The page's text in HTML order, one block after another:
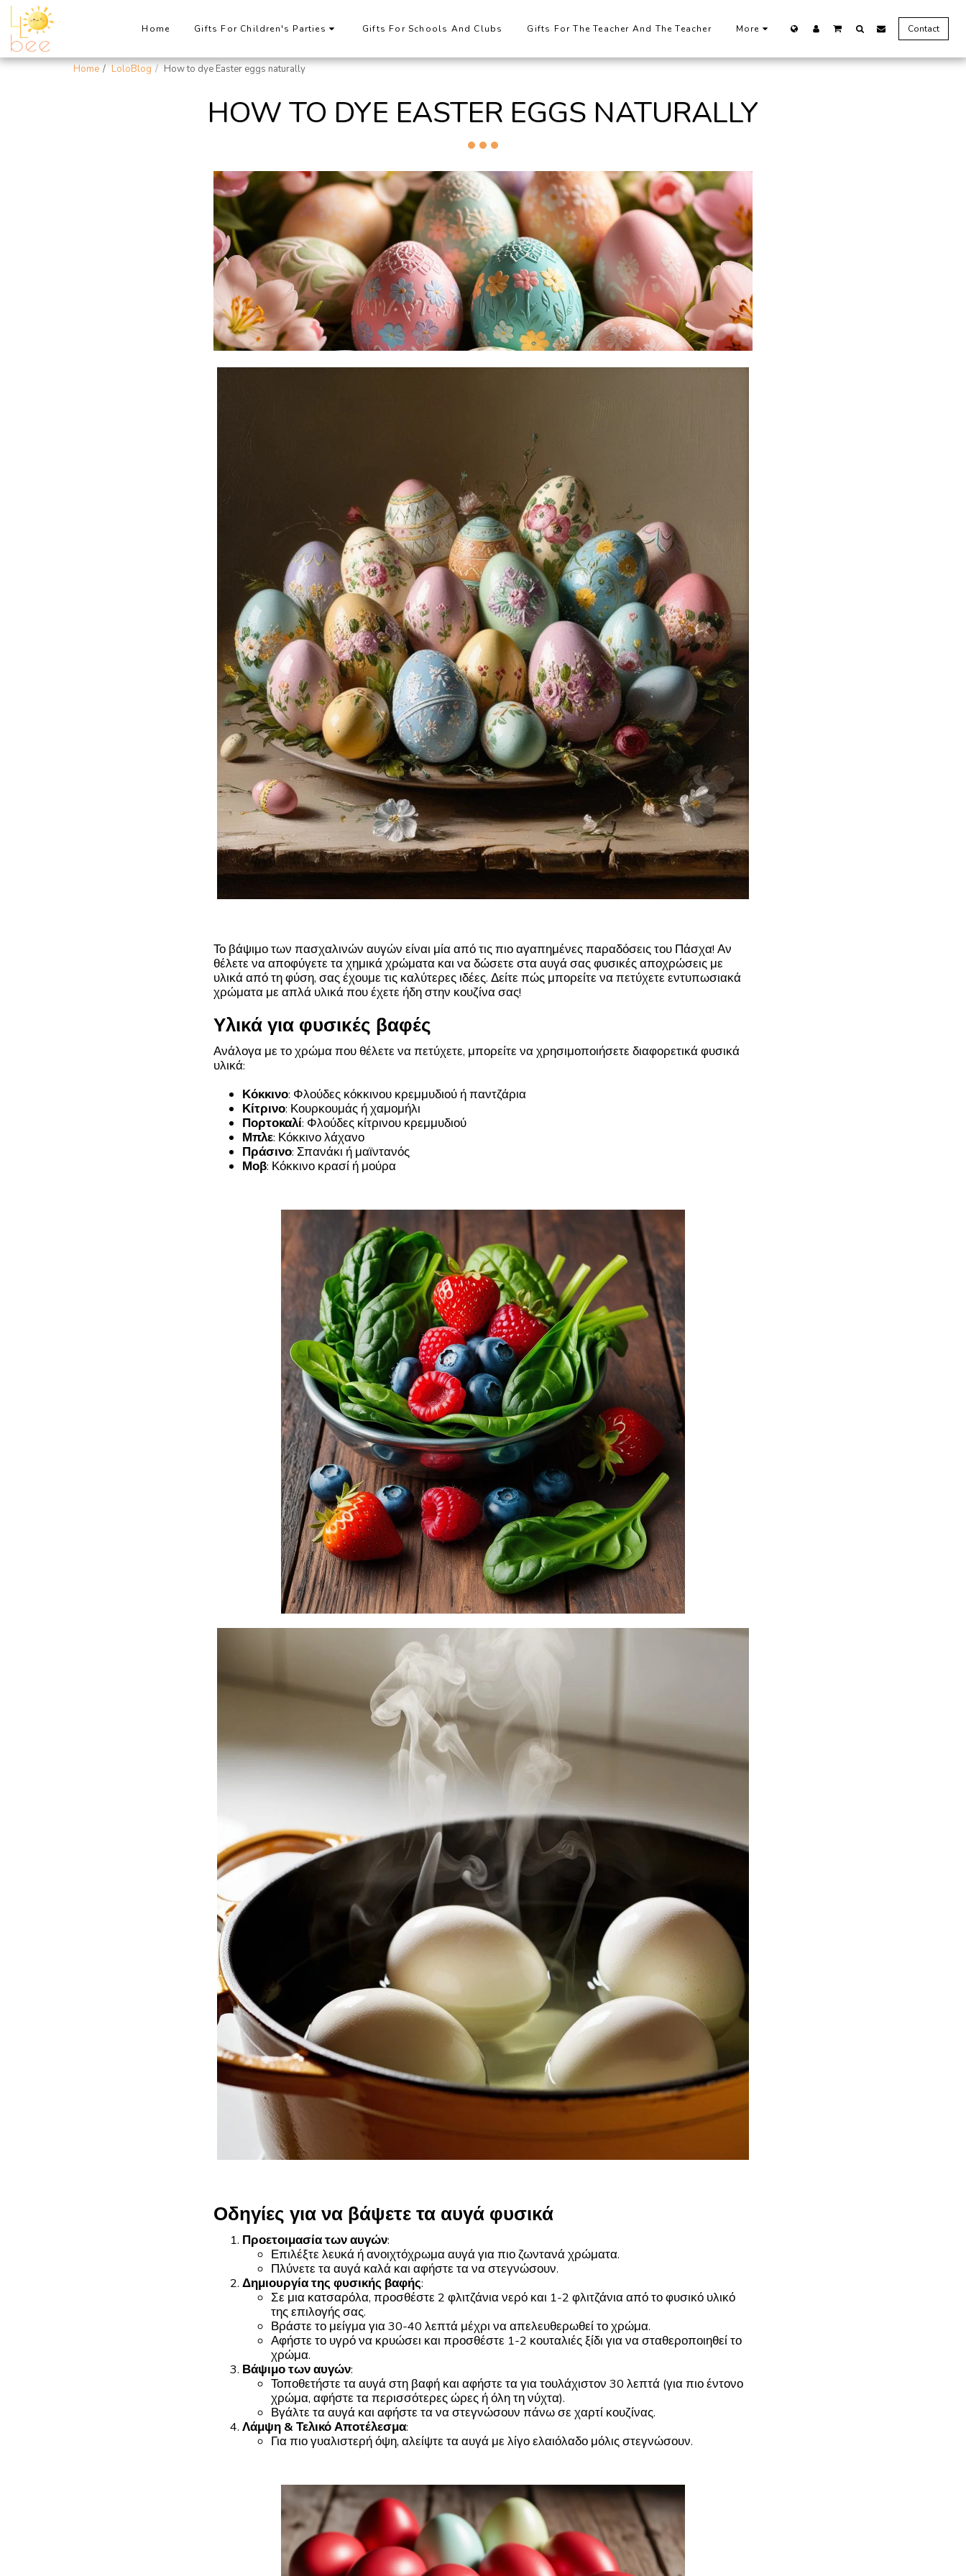
Home Gifts For Children's Parties Gifts For Schools And Clubs Gifts For The Teacher And The Teacher More Contact
Home LoloBlog How to dye Easter eggs naturally
HOW TO DYE EASTER EGGS NATURALLY
Το βάψιμο των πασχαλινών αυγών είναι μία από τις πιο αγαπημένες παραδόσεις του Πάσχα! Αν
θέλετε να αποφύγετε τα χημικά χρώματα και να δώσετε στα αυγά σας φυσικές αποχρώσεις με
υλικά από τη φύση, σας έχουμε τις καλύτερες ιδέες. Δείτε πώς μπορείτε να πετύχετε εντυπωσιακά
χρώματα με απλά υλικά που έχετε ήδη στην κουζίνα σας!
Υλικά για φυσικές βαφές
Ανάλογα με το χρώμα που θέλετε να πετύχετε, μπορείτε να χρησιμοποιήσετε διαφορετικά φυσικά
υλικά:
Κόκκινο: Φλούδες κόκκινου κρεμμυδιού ή παντζάρια
Κίτρινο: Κουρκουμάς ή χαμομήλι
Πορτοκαλί: Φλούδες κίτρινου κρεμμυδιού
Μπλε: Κόκκινο λάχανο
Πράσινο: Σπανάκι ή μαϊντανός
Μοβ: Κόκκινο κρασί ή μούρα
Οδηγίες για να βάψετε τα αυγά φυσικά
Προετοιμασία των αυγών:
Επιλέξτε λευκά ή ανοιχτόχρωμα αυγά για πιο ζωντανά χρώματα.
Πλύνετε τα αυγά καλά και αφήστε τα να στεγνώσουν.
Δημιουργία της φυσικής βαφής:
Σε μια κατσαρόλα, προσθέστε 2 φλιτζάνια νερό και 1-2 φλιτζάνια από το φυσικό υλικό
της επιλογής σας.
Βράστε το μείγμα για 30-40 λεπτά μέχρι να απελευθερωθεί το χρώμα.
Αφήστε το υγρό να κρυώσει και προσθέστε 1-2 κουταλιές ξίδι για να σταθεροποιηθεί το
χρώμα.
Βάψιμο των αυγών:
Τοποθετήστε τα αυγά στη βαφή και αφήστε τα για τουλάχιστον 30 λεπτά (για πιο έντονο
χρώμα, αφήστε τα περισσότερες ώρες ή όλη τη νύχτα).
Βγάλτε τα αυγά και αφήστε τα να στεγνώσουν πάνω σε χαρτί κουζίνας.
Λάμψη & Τελικό Αποτέλεσμα:
Για πιο γυαλιστερή όψη, αλείψτε τα αυγά με λίγο ελαιόλαδο μόλις στεγνώσουν.